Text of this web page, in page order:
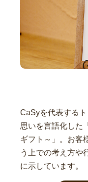
CaSyを代表する
思いを言語化した
ギフト～」。お客
う上での考え方や
に示しています。